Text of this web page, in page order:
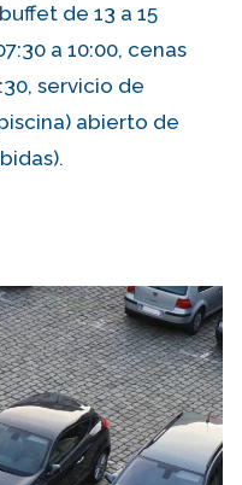
de 13 a 15
a 10:00, cenas
servicio de
abierto de